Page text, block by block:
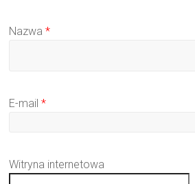
Nazwa*
E-mail*
Witryna internetowa